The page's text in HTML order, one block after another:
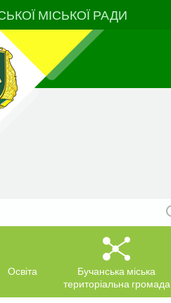
МІСЬКОЇ РАДИ
Освіта
Бучанська міська
територіальна громада